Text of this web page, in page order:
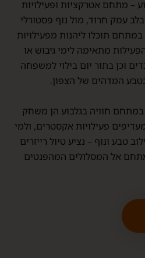
– מתחם אטרקציות ופעילויות
עמק חרוד, מול נוף פסטורלי
תוכלו ליהנות מפעילויות
מתאימה לימי גיבוש או
וכן בתור יום בילוי למשפחה
המדהים של הצפון.
חוויה בגלבוע הן משחק
פעילויות אקסטרים, ולמי
טבע ונוף – נציע טיול רייזרים
אל המסלולים המהפנטים